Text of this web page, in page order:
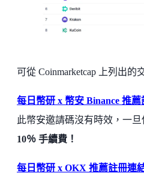
可從 Coinmarketcap 上列出的
每日幣研 x 幣安 Binance 推
此幣安邀請碼沒有時效，一
10％ 手續費！
每日幣研 x OKX 推薦註冊連